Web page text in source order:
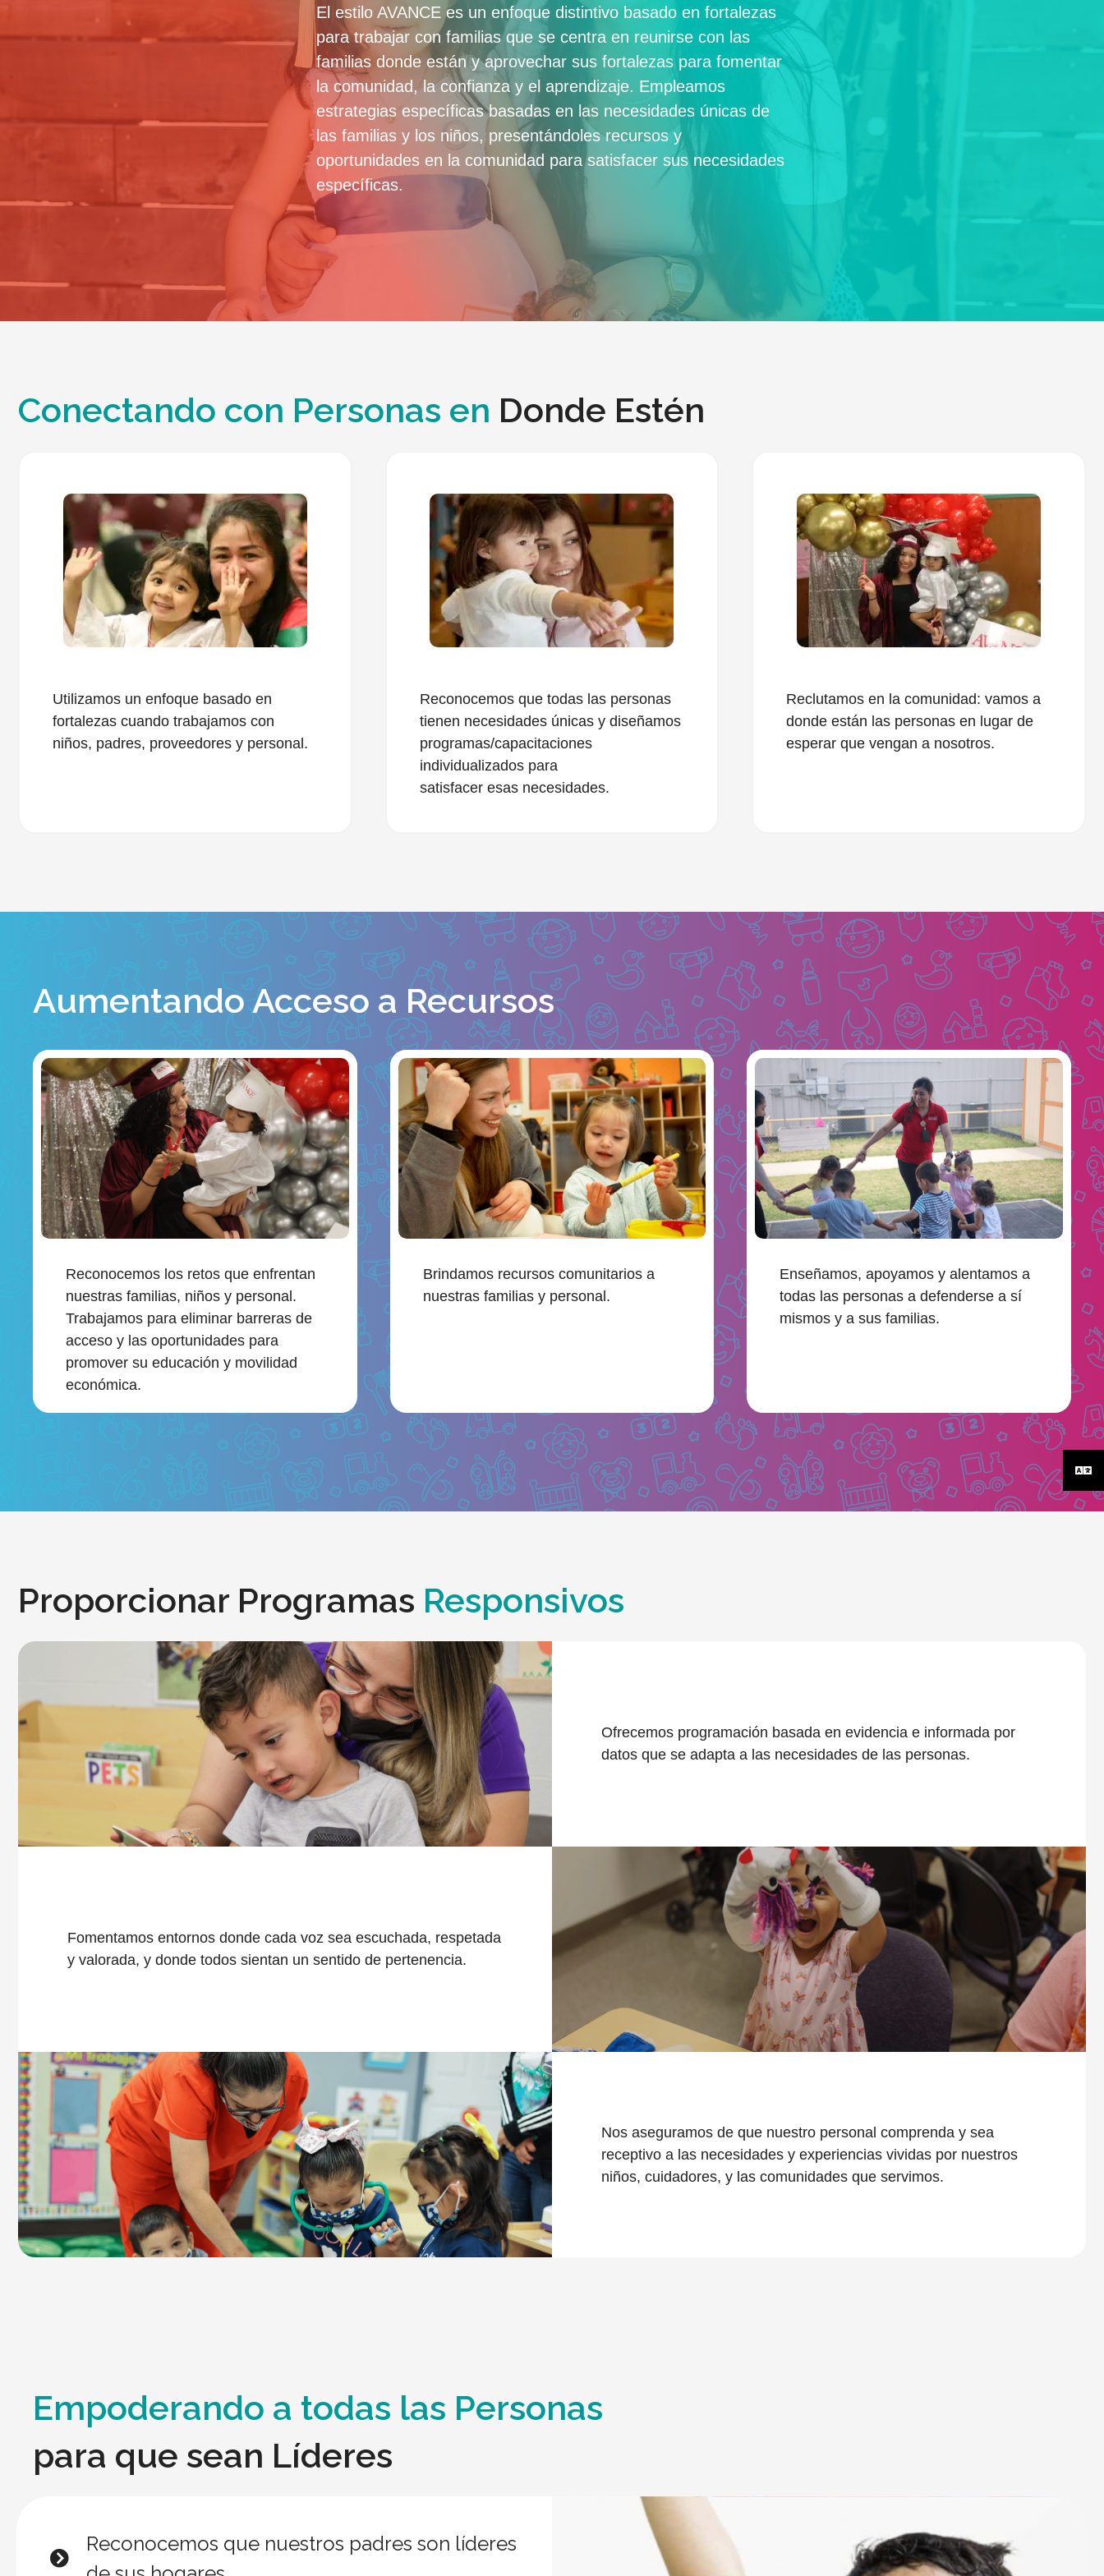
El estilo AVANCE es un enfoque distintivo basado en fortalezas
para trabajar con familias que se centra en reunirse con las
familias donde están y aprovechar sus fortalezas para fomentar
la comunidad, la confianza y el aprendizaje. Empleamos
estrategias específicas basadas en las necesidades únicas de
las familias y los niños, presentándoles recursos y
oportunidades en la comunidad para satisfacer sus necesidades
específicas.
Conectando con Personas en Donde Estén
Utilizamos un enfoque basado en
fortalezas cuando trabajamos con
niños, padres, proveedores y personal.
Reconocemos que todas las personas
tienen necesidades únicas y diseñamos
programas/capacitaciones
individualizados para
satisfacer esas necesidades.
Reclutamos en la comunidad: vamos a
donde están las personas en lugar de
esperar que vengan a nosotros.
Aumentando Acceso a Recursos
Reconocemos los retos que enfrentan
nuestras familias, niños y personal.
Trabajamos para eliminar barreras de
acceso y las oportunidades para
promover su educación y movilidad
económica.
Brindamos recursos comunitarios a
nuestras familias y personal.
Enseñamos, apoyamos y alentamos a
todas las personas a defenderse a sí
mismos y a sus familias.
Proporcionar Programas Responsivos
Ofrecemos programación basada en evidencia e informada por
datos que se adapta a las necesidades de las personas.
Fomentamos entornos donde cada voz sea escuchada, respetada
y valorada, y donde todos sientan un sentido de pertenencia.
Nos aseguramos de que nuestro personal comprenda y sea
receptivo a las necesidades y experiencias vividas por nuestros
niños, cuidadores, y las comunidades que servimos.
Empoderando a todas las Personas
para que sean Líderes
Reconocemos que nuestros padres son líderes